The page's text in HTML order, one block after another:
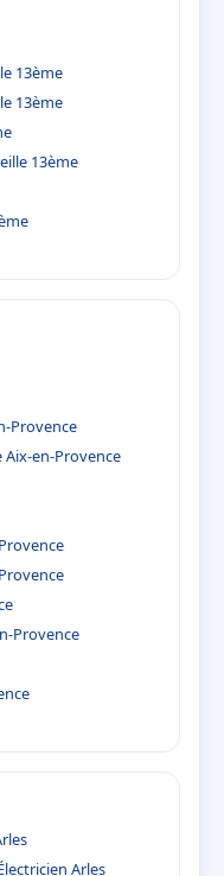
13ème
13ème
13ème
Provence
Aix-en-Provence
Provence
Arles